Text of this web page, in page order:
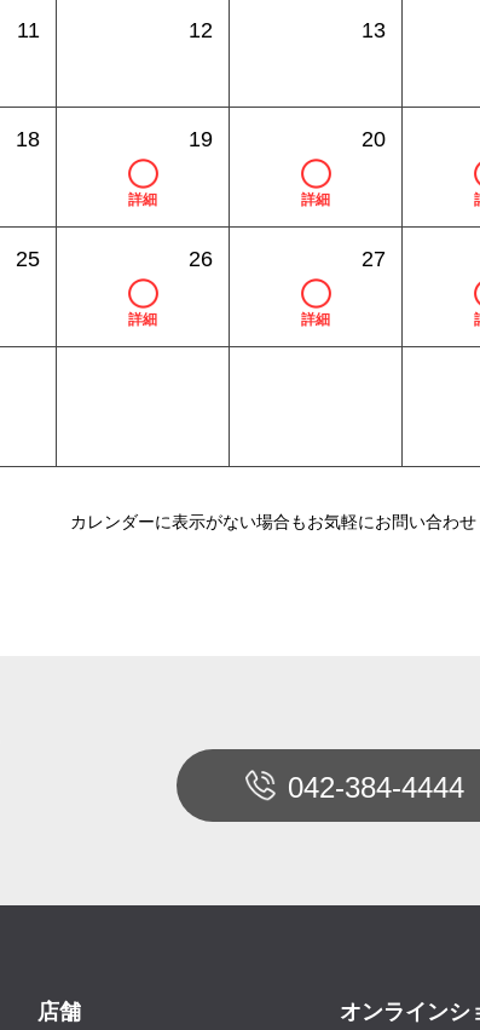
11 12 13
18 19
詳細
20
詳細
25 26
詳細
27
詳細
カレンダーに表示がない場合もお気軽にお問い合わせ
042-384-4444
店舗 オンラインシ